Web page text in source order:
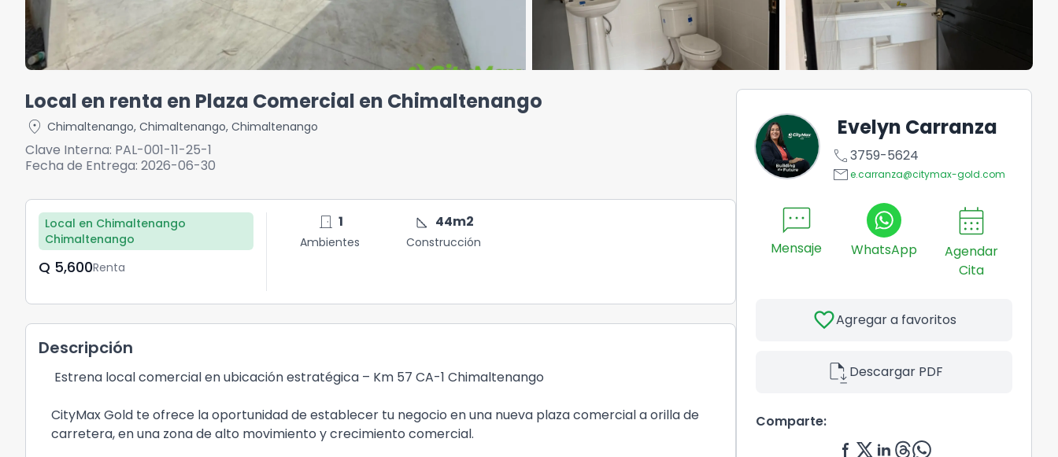
Local en renta en Plaza Comercial en Chimaltenango
location_on Chimaltenango, Chimaltenango, Chimaltenango
Clave Interna: PAL-001-11-25-1
Fecha de Entrega: 2026-06-30
Local en Chimaltenango
Chimaltenango
Q	5,600Renta
door_front 1
Ambientes
square_foot 44m2
Construcción
Descripción
Estrena local comercial en ubicación estratégica – Km 57 CA-1 Chimaltenango
CityMax Gold te ofrece la oportunidad de establecer tu negocio en una nueva plaza comercial a orilla de
carretera, en una zona de alto movimiento y crecimiento comercial.
Evelyn Carranza
call3759-5624
emaile.carranza@citymax-gold.com
sms
Mensaje WhatsApp
calendar_month
Agendar
Cita
favoriteAgregar a favoritos
file_saveDescargar PDF
Comparte: